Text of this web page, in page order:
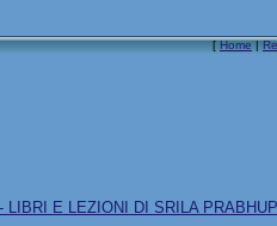
[Home|
LIBRI E LEZIONI DI SRILA